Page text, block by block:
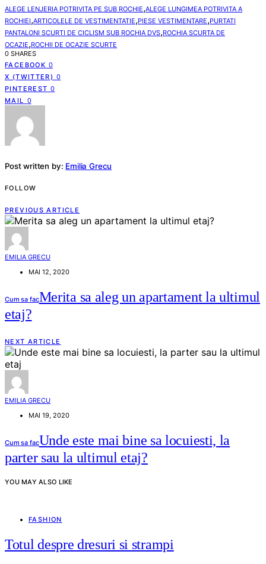
ALEGE LENJERIA POTRIVITA PE SUB ROCHIE,ALEGE LUNGIMEA POTRIVITA A
ROCHIEI,ARTICOLELE DE VESTIMENTATIE,PIESE VESTIMENTARE,PURTATI
PANTALONI SCURTI DE CICLISM SUB ROCHIA DVS,ROCHIA SCURTA DE
OCAZIE,ROCHII DE OCAZIE SCURTE
0 SHARES
FACEBOOK 0
X (TWITTER) 0
PINTEREST 0
MAIL
0
Post written by: Emilia Grecu
FOLLOW
PREVIOUS ARTICLE
EMILIA GRECU
MAI 12, 2020
Cum sa facMerita sa aleg un apartament la ultimul
etaj?
NEXT ARTICLE
EMILIA GRECU
MAI 19, 2020
Cum sa facUnde este mai bine sa locuiesti, la
parter sau la ultimul etaj?
YOU MAY ALSO LIKE
FASHION
Totul despre dresuri si strampi